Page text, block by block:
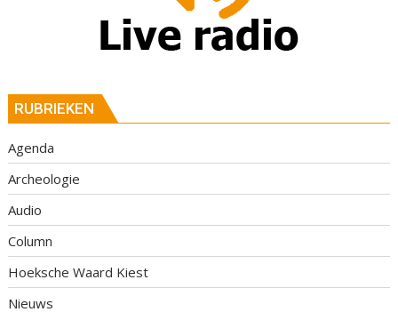
RUBRIEKEN
Agenda
Archeologie
Audio
Column
Hoeksche Waard Kiest
Nieuws